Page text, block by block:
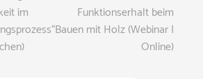
im
Funktionserhalt beim
Bauen mit Holz (Webinar |
Online)